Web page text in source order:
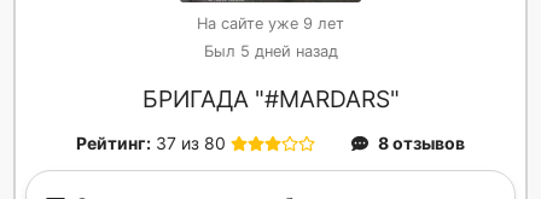
На сайте уже 9 лет
Был 5 дней назад
БРИГАДА "#MARDARS"
Рейтинг: 37 из 80 8 отзывов